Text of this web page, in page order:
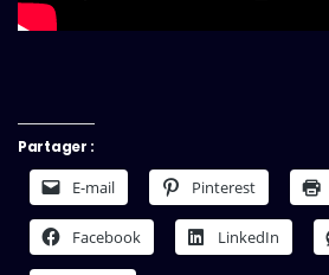
Partager :
E-mail Pinterest
Facebook LinkedIn